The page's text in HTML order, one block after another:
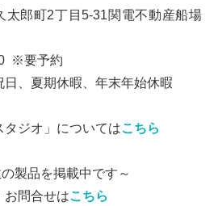
太郎町2丁目5-31関電不動産船場
※要予約
、夏期休暇、年末年始休暇
ジオ」についてはこちら
製品を掲載中です～
問合せはこちら